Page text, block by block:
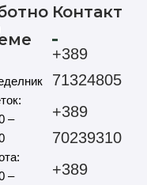
–
–
Контакт
+389
71324805
+389
70239310
+389